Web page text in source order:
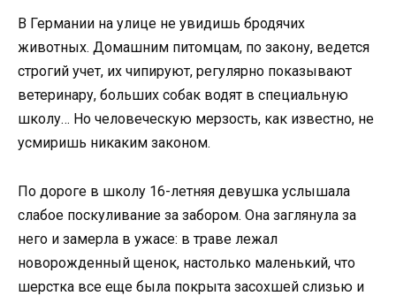
В Германии на улице не увидишь бродячих
животных. Домашним питомцам, по закону, ведется
строгий учет, их чипируют, регулярно показывают
ветеринару, больших собак водят в специальную
школу… Но человеческую мерзость, как известно, не
усмиришь никаким законом.
По дороге в школу 16-летняя девушка услышала
слабое поскуливание за забором. Она заглянула за
него и замерла в ужасе: в траве лежал
новорожденный щенок, настолько маленький, что
шерстка все еще была покрыта засохшей слизью и